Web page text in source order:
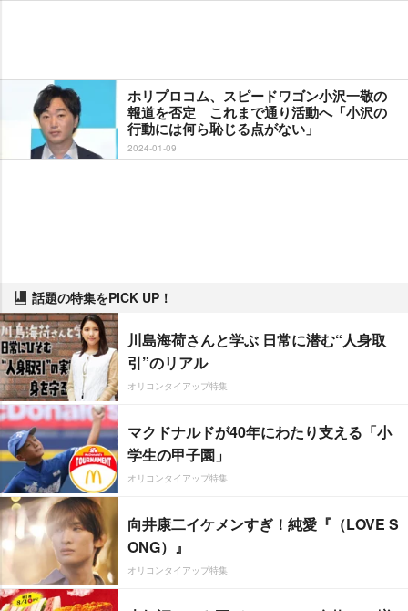
ホリプロコム、スピードワゴン小沢一敬の
報道を否定 これまで通り活動へ「小沢の
行動には何ら恥じる点がない」
2024-01-09
話題の特集をPICK UP！
川島海荷さんと学ぶ 日常に潜む“人身取
引”のリアル
オリコンタイアップ特集
マクドナルドが40年にわたり支える「小
学生の甲子園」
オリコンタイアップ特集
向井康二イケメンすぎ！純愛『（LOVE S
ONG）』
オリコンタイアップ特集